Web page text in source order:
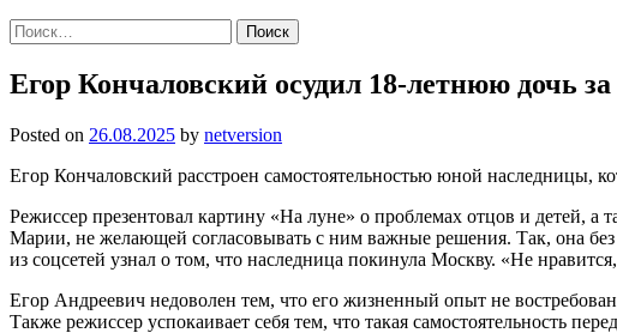
Найти:
Егор Кончаловский осудил 18-летнюю дочь за
Posted on 26.08.2025 by netversion
Егор Кончаловский расстроен самостоятельностью юной наследницы,
Режиссер презентовал картину «На луне» о проблемах отцов и детей,
Марии, не желающей согласовывать с ним важные решения. Так, она без
из соцсетей узнал о том, что наследница покинула Москву. «Не
Егор Андреевич недоволен тем, что его жизненный опыт не
Также режиссер успокаивает себя тем, что такая самостоятельность